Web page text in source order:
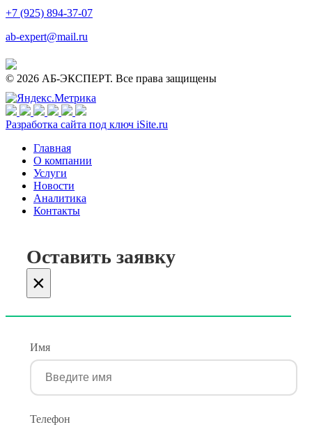
+7 (925) 894-37-07
ab-expert@mail.ru
© 2026 АБ-ЭКСПЕРТ. Все права защищены
Разработка сайта под ключ iSite.ru
Главная
О компании
Услуги
Новости
Аналитика
Контакты
Оставить заявку
×
Имя
Телефон